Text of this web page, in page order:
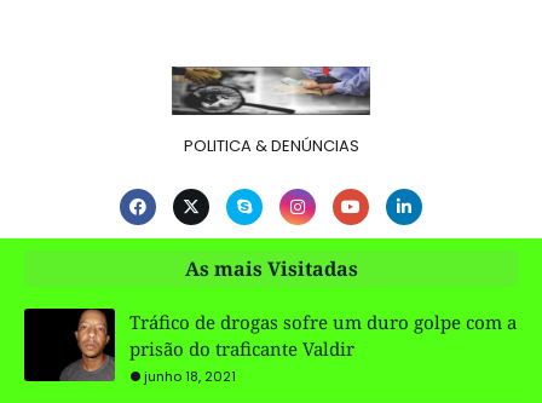
POLITICA & DENÚNCIAS
As mais Visitadas
Tráfico de drogas sofre um duro golpe com a
prisão do traficante Valdir
junho 18, 2021